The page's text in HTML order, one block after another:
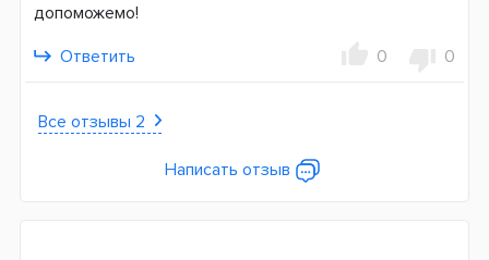
допоможемо!
Ответить
0 0
Все отзывы 2
Написать отзыв